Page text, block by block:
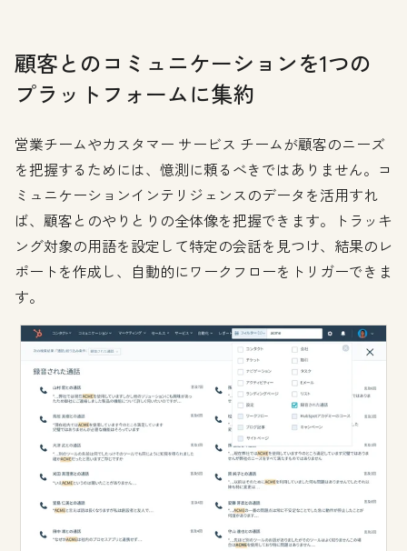
顧客とのコミュニケーションを1つの
プラットフォームに集約
営業チームやカスタマー サービス チームが顧客のニーズ
を把握するためには、憶測に頼るべきではありません。コ
ミュニケーションインテリジェンスのデータを活用すれ
ば、顧客とのやりとりの全体像を把握できます。トラッキ
ング対象の用語を設定して特定の会話を見つけ、結果のレ
ポートを作成し、自動的にワークフローをトリガーできま
す。